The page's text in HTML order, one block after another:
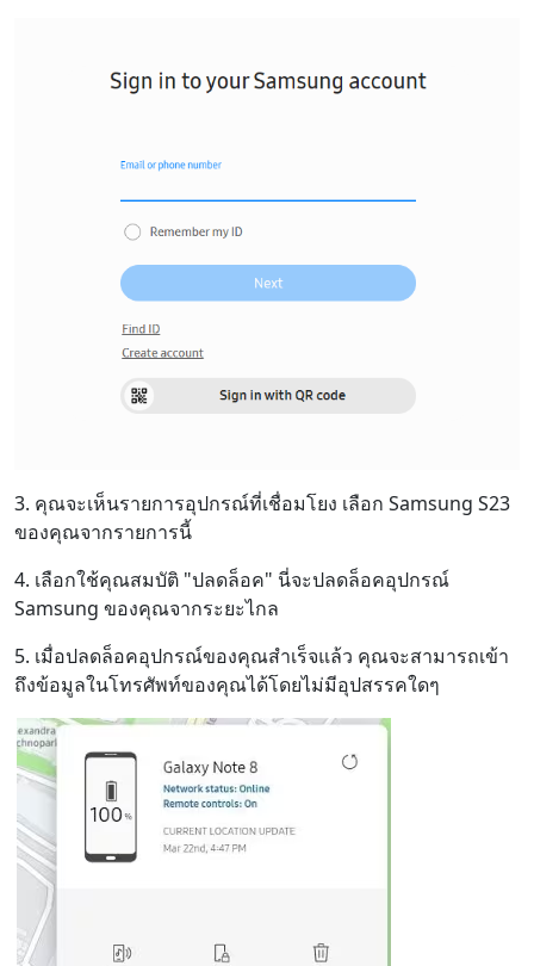
3. คุณจะเห็นรายการอุปกรณ์ที่เชื่อมโยง เลือก Samsung S23
ของคุณจากรายการนี้
4. เลือกใช้คุณสมบัติ "ปลดล็อค" นี่จะปลดล็อคอุปกรณ์
Samsung ของคุณจากระยะไกล
5. เมื่อปลดล็อคอุปกรณ์ของคุณสำเร็จแล้ว คุณจะสามารถเข้า
ถึงข้อมูลในโทรศัพท์ของคุณได้โดยไม่มีอุปสรรคใดๆ
สลับภาษา